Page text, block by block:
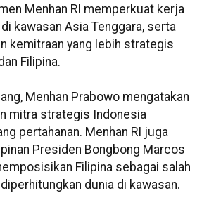
Menhan RI memperkuat kerja
kawasan Asia Tenggara, serta
kemitraan yang lebih strategis
Filipina.
Menhan Prabowo mengatakan
mitra strategis Indonesia
pertahanan. Menhan RI juga
Presiden Bongbong Marcos
Filipina sebagai salah
dunia di kawasan.